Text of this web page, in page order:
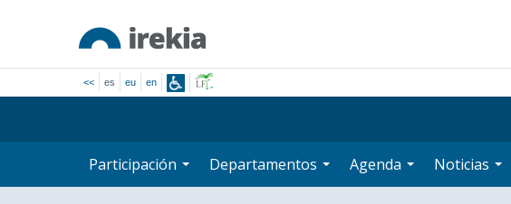
<< es eu en
Participación Departamentos Agenda Noticias